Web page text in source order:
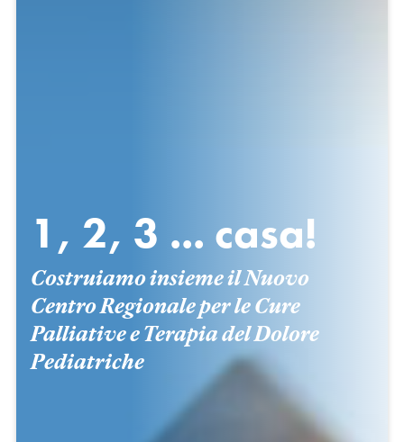
1, 2, 3 ... casa!
Costruiamo insieme il Nuovo
Centro Regionale per le Cure
Palliative e Terapia del Dolore
Pediatriche